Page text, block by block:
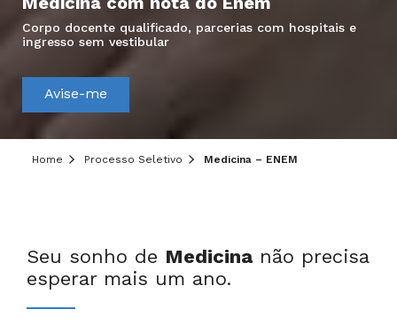
Corpo docente qualificado, parcerias com hospitais e
ingresso sem vestibular
Avise-me
Home Processo Seletivo Medicina – ENEM
Seu sonho de Medicina não precisa
esperar mais um ano.